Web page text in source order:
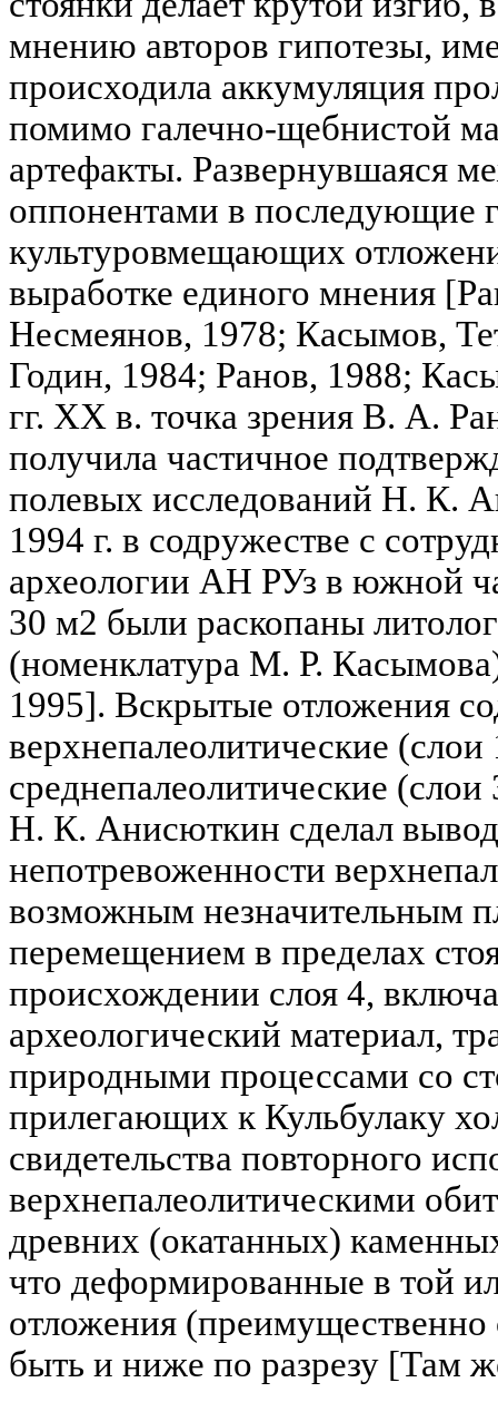
мнению авторов гипотезы,
происходила аккумуляция
помимо галечно-щебнистой
артефакты. Развернувшаяся
оппонентами в последующие
культуровмещающих
выработке единого мнения
Несмеянов, 1978; Касымов,
Годин, 1984; Ранов, 1988;
гг. XX в. точка зрения В. А.
получила частичное
полевых исследований Н. К.
1994 г. в содружестве с
археологии АН РУз в южной
30 м2 были раскопаны
(номенклатура М. Р.
1995]. Вскрытые отложения
верхнепалеолитические (слои
среднепалеолитические
Н. К. Анисюткин сделал
непотревоженности
возможным незначительным
перемещением в пределах
происхождении слоя 4,
археологический материал,
природными процессами со
прилегающих к Кульбулаку
свидетельства повторного
верхнепалеолитическими
древних (окатанных)
что деформированные в той
отложения (преимущественно
быть и ниже по разрезу [Там